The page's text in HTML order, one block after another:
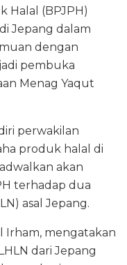
Halal (BPJPH)
Jepang dalam
dengan
pembuka
Menag Yaqut
perwakilan
produk halal di
akan
terhadap dua
asal Jepang.
Irham, mengatakan
dari Jepang